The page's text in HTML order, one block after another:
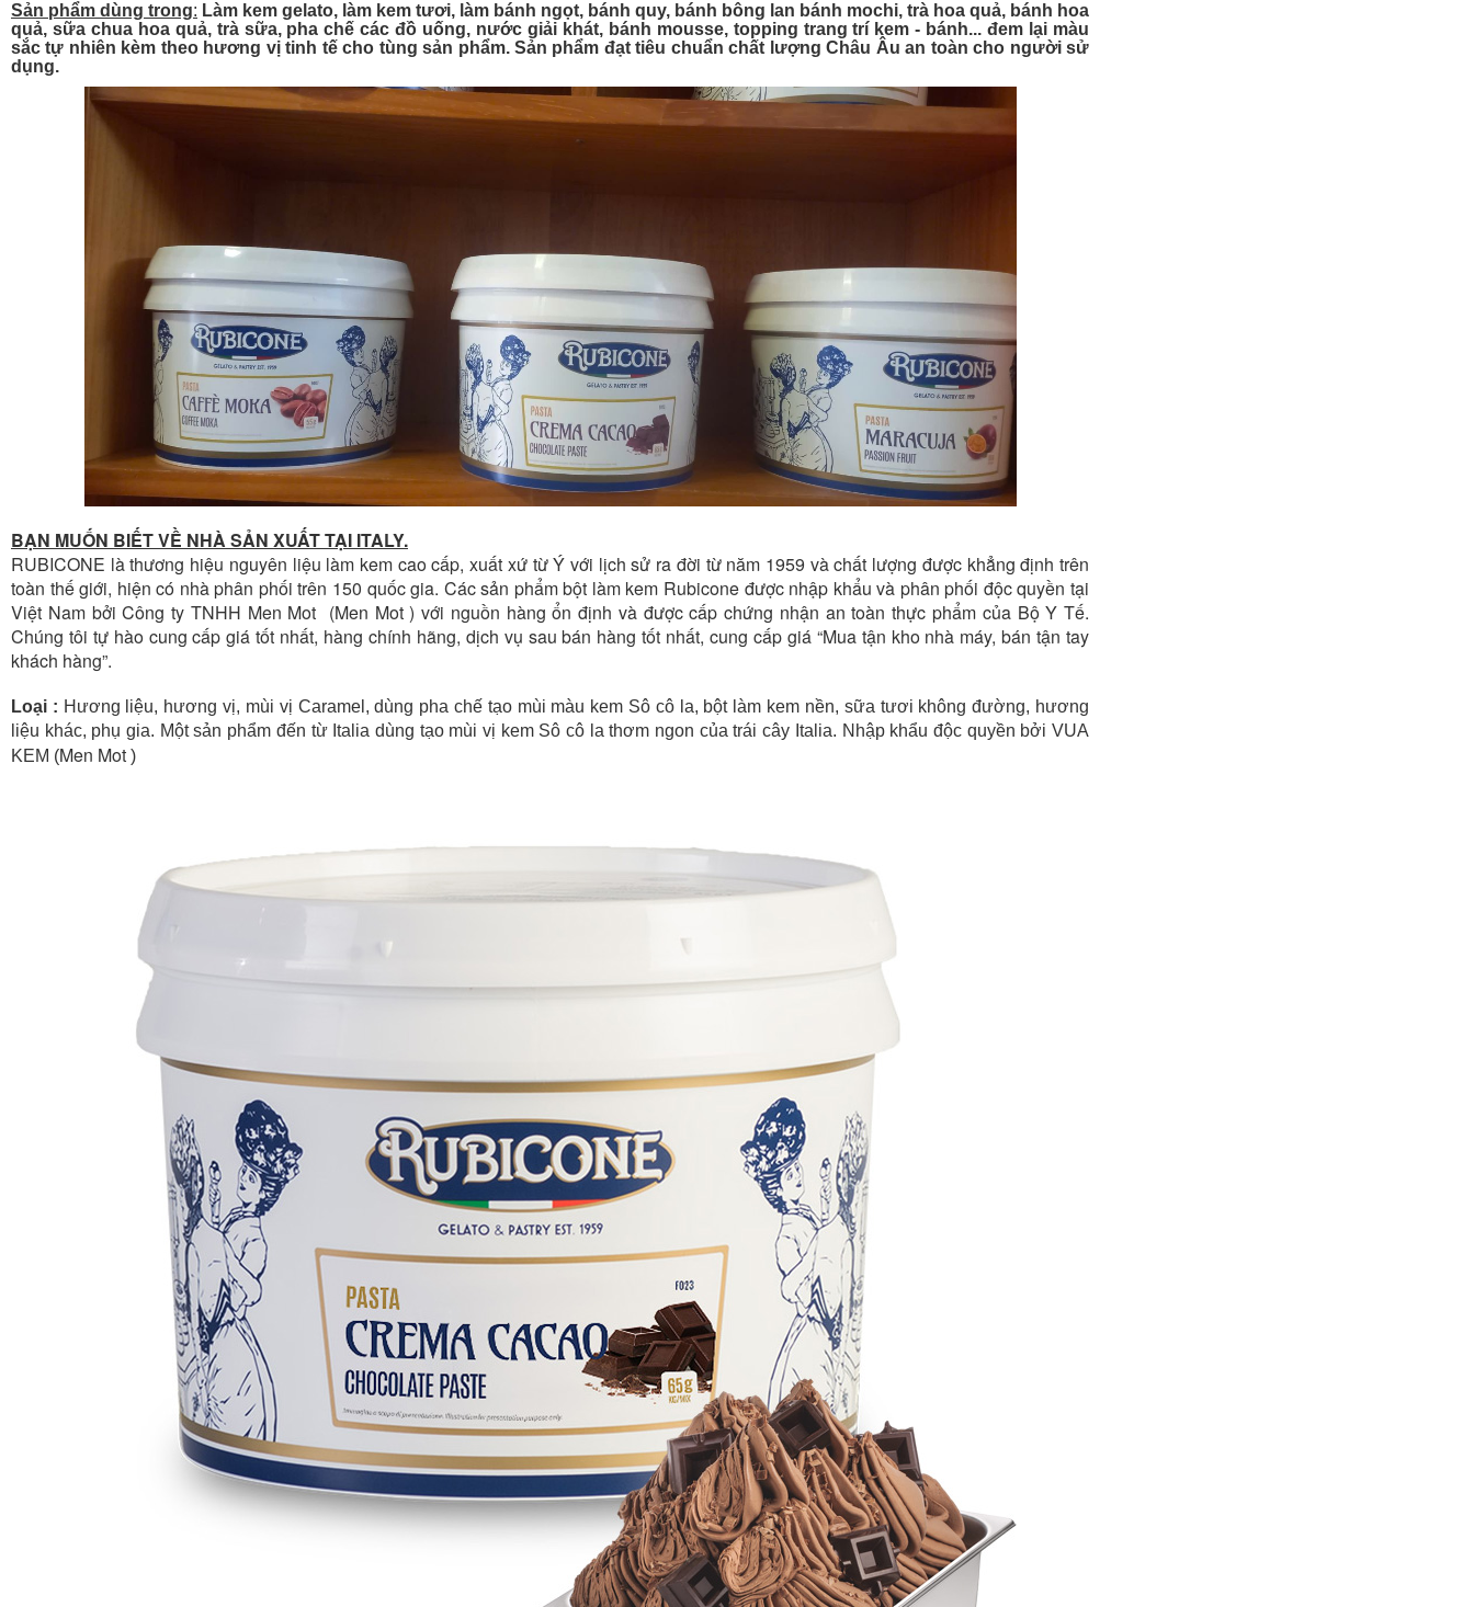
Sản phẩm dùng trong: Làm kem gelato, làm kem tươi, làm bánh ngọt, bánh quy, bánh bông lan bánh mochi, trà hoa quả, bánh hoa
quả, sữa chua hoa quả, trà sữa, pha chế các đồ uống, nước giải khát, bánh mousse, topping trang trí kem - bánh... đem lại màu
sắc tự nhiên kèm theo hương vị tinh tế cho tùng sản phẩm. Sản phẩm đạt tiêu chuẩn chất lượng Châu Âu an toàn cho người sử
dụng.
BẠN MUỐN BIẾT VỀ NHÀ SẢN XUẤT TẠI ITALY.
RUBICONE là thương hiệu nguyên liệu làm kem cao cấp, xuất xứ từ Ý với lịch sử ra đời từ năm 1959 và chất lượng được khẳng định trên
toàn thế giới, hiện có nhà phân phối trên 150 quốc gia. Các sản phẩm bột làm kem Rubicone được nhập khẩu và phân phối độc quyền tại
Việt Nam bởi Công ty TNHH Men Mot (Men Mot ) với nguồn hàng ổn định và được cấp chứng nhận an toàn thực phẩm của Bộ Y Tế.
Chúng tôi tự hào cung cấp giá tốt nhất, hàng chính hãng, dịch vụ sau bán hàng tốt nhất, cung cấp giá “Mua tận kho nhà máy, bán tận tay
khách hàng”.
Loại : Hương liệu, hương vị, mùi vị Caramel, dùng pha chế tạo mùi màu kem Sô cô la, bột làm kem nền, sữa tươi không đường, hương
liệu khác, phụ gia. Một sản phẩm đến từ Italia dùng tạo mùi vị kem Sô cô la thơm ngon của trái cây Italia. Nhập khẩu độc quyền bởi VUA
KEM (Men Mot )